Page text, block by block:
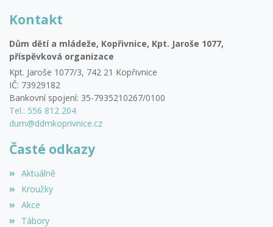
Kontakt
Dům dětí a mládeže, Kopřivnice, Kpt. Jaroše 1077,
příspěvková organizace
Kpt. Jaroše 1077/3, 742 21 Kopřivnice
IČ: 73929182
Bankovní spojení: 35-7935210267/0100
Tel.: 556 812 204
dum@ddmkoprivnice.cz
Časté odkazy
Aktuálně
Kroužky
Akce
Tábory